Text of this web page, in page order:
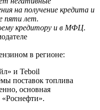
на получение кредита и
пяти лет.
кредитору и в МФЦ.
в регионе:
и Teboil
поставок топлива
основная
«Роснефти».